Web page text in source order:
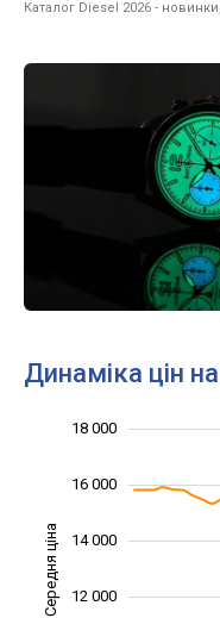
Каталог Diesel 2026 -
Динаміка цін
Середня ціна 12 000
14 000
16 000
18 000